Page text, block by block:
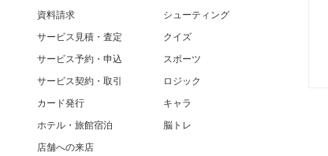
資料請求
サービス見積・査定
サービス予約・申込
サービス契約・取引
カード発行
ホテル・旅館宿泊
店舗への来店
シューティング
クイズ
スポーツ
ロジック
キャラ
脳トレ